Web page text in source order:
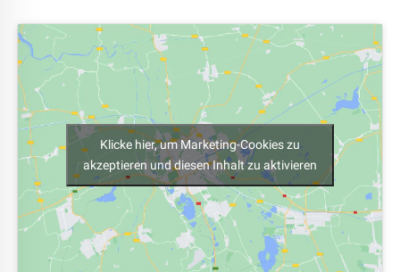
Klicke hier, um Marketing-Cookies zu
akzeptieren und diesen Inhalt zu aktivieren